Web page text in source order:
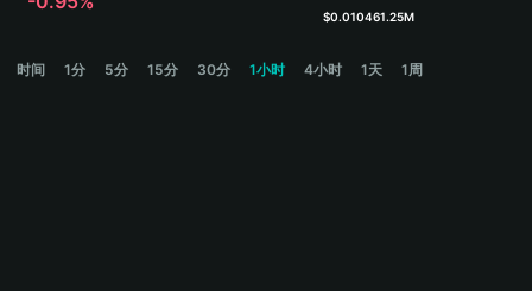
$0.010461.25M
时间 1分 5分 15分 30分 1小时 4小时 1天 1周